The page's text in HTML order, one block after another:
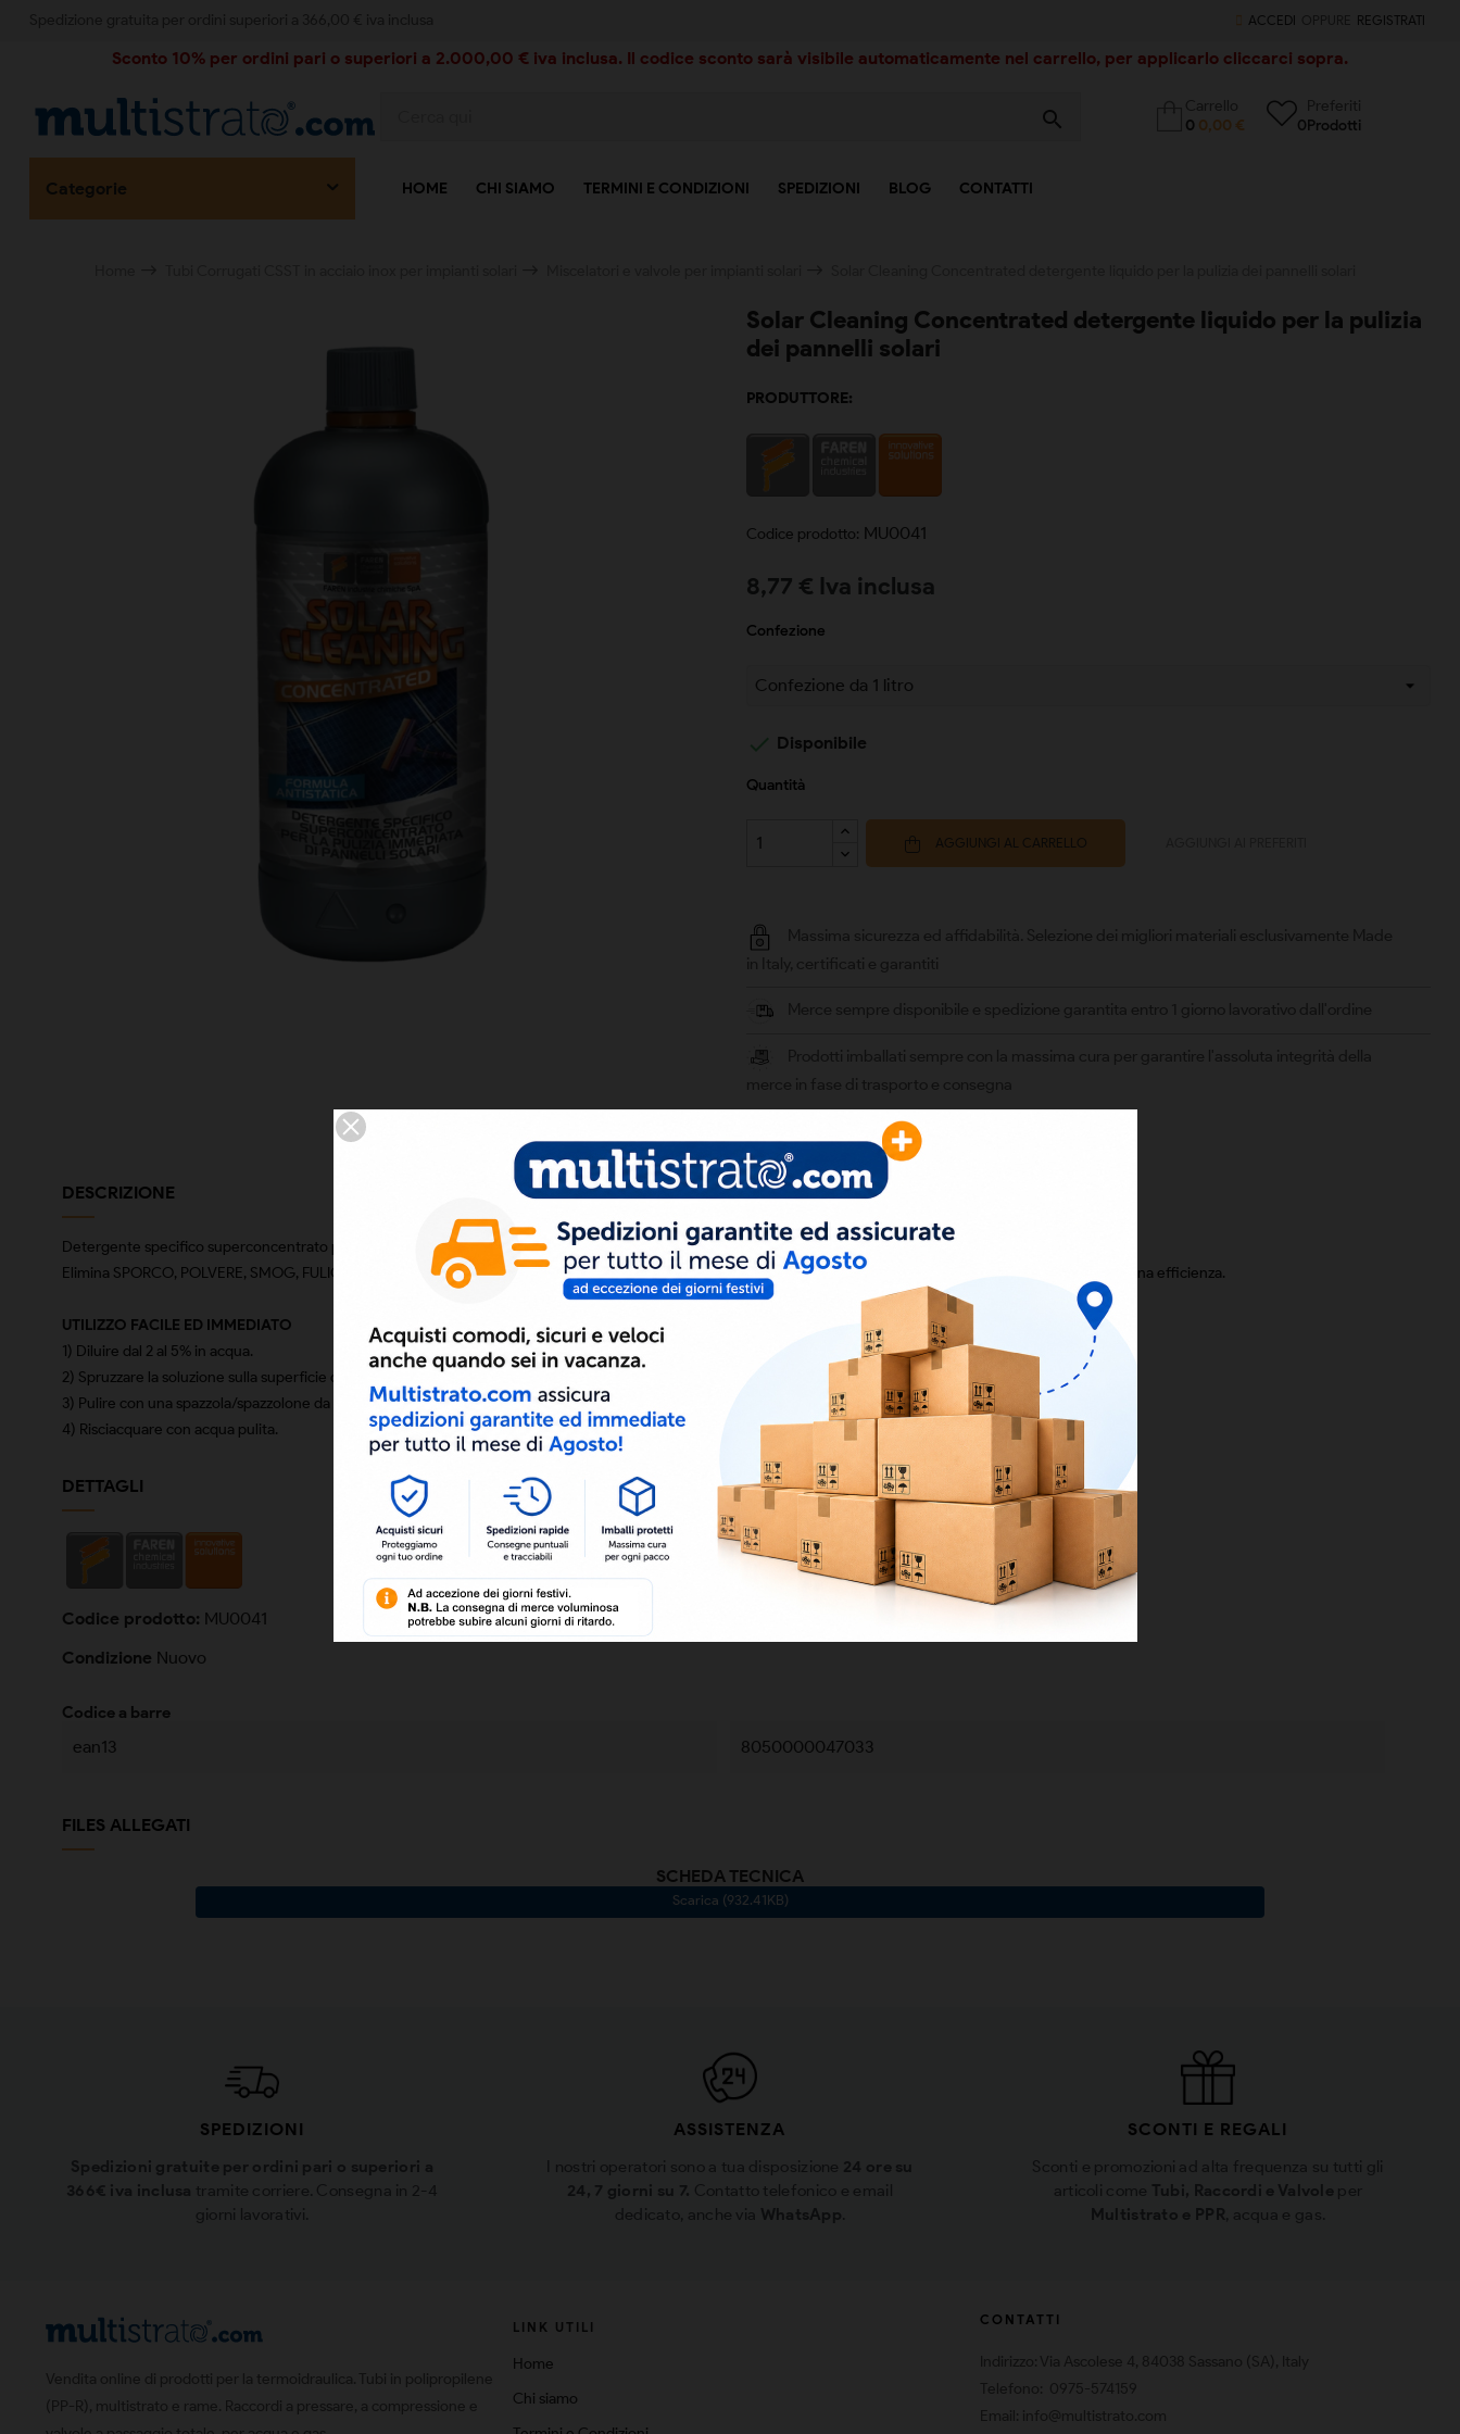
ACCEDI REGISTRATI
Sconto 10% per ordini pari o superiori a 2.000,00 € iva inclusa. Il codice sconto sarà visibile automaticamente nel carrello, per applicarlo cliccarci sopra.
search
0 0,00 €
0Prodotti
Categorie HOME CHI SIAMO TERMINI E CONDIZIONI SPEDIZIONI BLOG CONTATTI
Solar Cleaning Concentrated detergente liquido per la pulizia
dei pannelli solari
PRODUTTORE:
Codice prodotto: MU0041
8,77 € Iva inclusa
Confezione
 Disponibile
Quantità
AGGIUNGI AL CARRELLO
DESCRIZIONE
Detergente specifico superconcentrato per la pulizia immediata di pannelli solari.
Elimina SPORCO, POLVERE, SMOG, FULIGGINE, MUSCHI, FUNGHI, POLLINI, DETRITI DEGLI ALBERI ED ESCREMENTI DI VOLATILI permettendo il recupero della piena efficienza.
UTILIZZO FACILE ED IMMEDIATO
1) Diluire dal 2 al 5% in acqua.
2) Spruzzare la soluzione sulla superficie da pulire e attendere circa un minuto.
3) Pulire con una spazzola/spazzolone da lavaggio
4) Risciacquare con acqua pulita.
DETTAGLI
Codice prodotto: MU0041
Condizione Nuovo
Codice a barre
ean13 8050000047033
FILES ALLEGATI
SCHEDA TECNICA
Scarica (932.41KB)
SPEDIZIONI
Spedizioni gratuite per ordini pari o superiori a
366€ iva inclusa tramite corriere. Consegna in 2-4
giorni lavorativi.
ASSISTENZA
I nostri operatori sono a tua disposizione 24 ore su
24, 7 giorni su 7. Contatto telefonico e email
dedicato, anche via WhatsApp
SCONTI E REGALI
Sconti e promozioni ad alta frequenza su tutti gli
articoli come Tubi, Raccordi e Valvole per
Multistrato e PPR , acqua e gas.
LINK UTILI
Home
Chi siamo
CONTATTI